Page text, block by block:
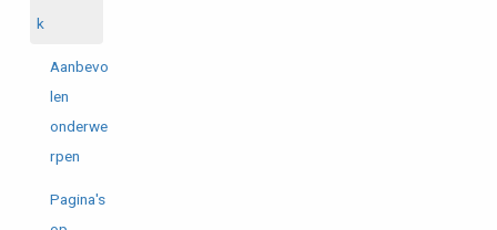
k
Aanbevo
len
onderwe
rpen
Pagina's